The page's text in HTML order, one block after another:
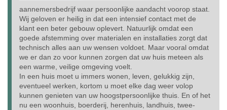
aannemersbedrijf waar persoonlijke aandacht voorop staat.
Wij geloven er heilig in dat een intensief contact met de
klant een beter gebouw oplevert. Natuurlijk omdat een
goede afstemming over materialen en installaties zorgt dat
technisch alles aan uw wensen voldoet. Maar vooral omdat
we er dan zo voor kunnen zorgen dat uw huis meteen als
een warme, veilige omgeving voelt.
In een huis moet u immers wonen, leven, gelukkig zijn,
eventueel werken, kortom u moet elke dag weer volop
kunnen genieten van uw hoogstpersoonlijke thuis. En of het
nu een woonhuis, boerderij, herenhuis, landhuis, twee-